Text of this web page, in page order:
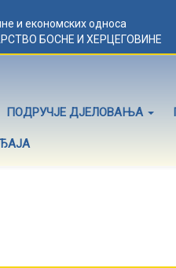
и економских односа
БОСНЕ И ХЕРЦЕГОВИНЕ
ПОДРУЧЈЕ ДЈЕЛОВАЊА